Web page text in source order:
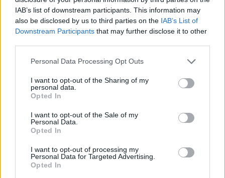
IAB’s list of downstream participants. This information may
also be disclosed by us to third parties on the IAB’s List of
Downstream Participants that may further disclose it to other
Personal Data Processing Opt Outs
I want to opt-out of the Sharing of my
personal data.
Opted In
I want to opt-out of the Sale of my
Personal Data.
Opted In
I want to opt-out of processing my
Personal Data for Targeted Advertising.
Opted In
Publicidad